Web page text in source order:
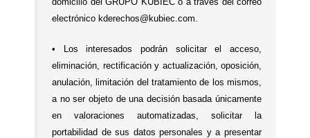
electrónico kderechos@kubiec.com.
• Los interesados podrán solicitar el acceso,
eliminación, rectificación y actualización, oposición,
anulación, limitación del tratamiento de los mismos,
a no ser objeto de una decisión basada únicamente
en valoraciones automatizadas, solicitar la
portabilidad de sus datos personales y a presentar